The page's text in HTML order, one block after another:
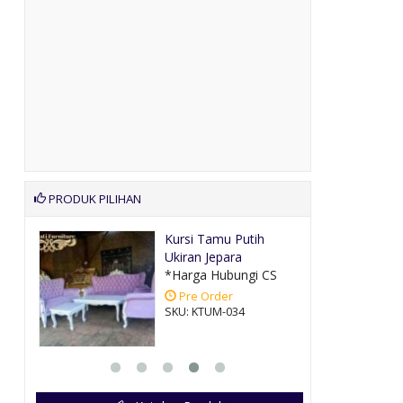
PRODUK PILIHAN
Kursi Tamu Putih
Ukiran Jepara
*Harga Hubungi CS
Pre Order
SKU: KTUM-034